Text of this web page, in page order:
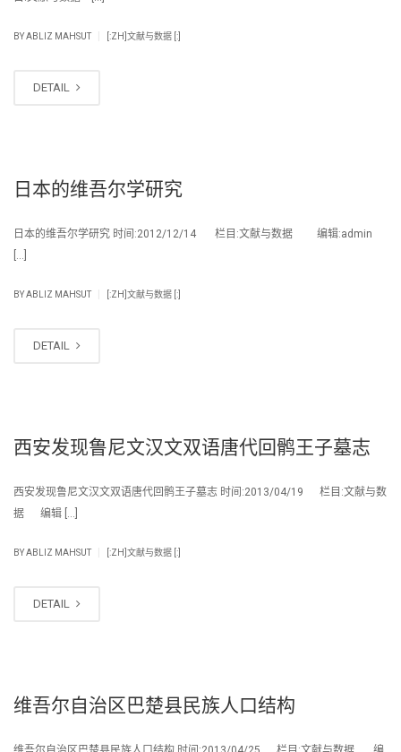
BYABLIZ MAHSUT [:ZH]文献与数据 [:]
DETAIL
日本的维吾尔学研究
日本的维吾尔学研究 时间:2012/12/14 栏目:文献与数据 编辑:admin
[…]
BYABLIZ MAHSUT [:ZH]文献与数据 [:]
DETAIL
西安发现鲁尼文汉文双语唐代回鹘王子墓志
西安发现鲁尼文汉文双语唐代回鹘王子墓志 时间:2013/04/19 栏目:文献与数
据 编辑 […]
BYABLIZ MAHSUT [:ZH]文献与数据 [:]
DETAIL
维吾尔自治区巴楚县民族人口结构